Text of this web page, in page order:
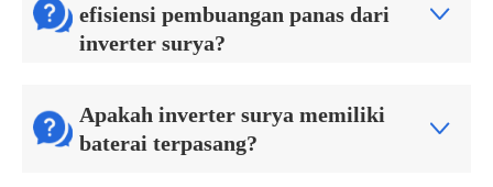
efisiensi pembuangan panas dari
inverter surya?

Apakah inverter surya memiliki
baterai terpasang?
